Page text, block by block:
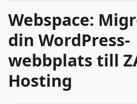
Webspace:
din WordPress-
webbplats till
Hosting